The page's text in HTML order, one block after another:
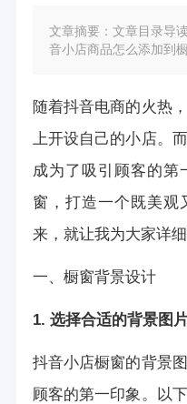
文章摘要：文章目录导
音小店商品怎么添加到
随着抖音电商的火热
上开设自己的小店。
成为了吸引顾客的第
窗，打造一个既美观
来，就让我为大家详细
一、橱窗背景设计
1. 选择合适的背景图
抖音小店橱窗的背景
顾客的第一印象。以